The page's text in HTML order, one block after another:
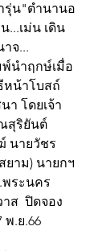
รุ่น"ตำนานอ
...เม่น เดิน
จ...
นำฤกษ์เมื่อ
น้าโบสถ์
า โดยเจ้า
สุริยันต์
นายวัชร
าม) นายกฯ
ระนคร
ส  ปิดจอง
พ.ย.66